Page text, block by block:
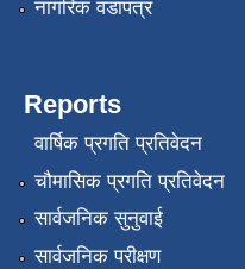
नागरिक वडापत्र
Reports
वार्षिक प्रगति प्रतिवेदन
चौमासिक प्रगति प्रतिवेदन
सार्वजनिक सुनुवाई
सार्वजनिक परीक्षण